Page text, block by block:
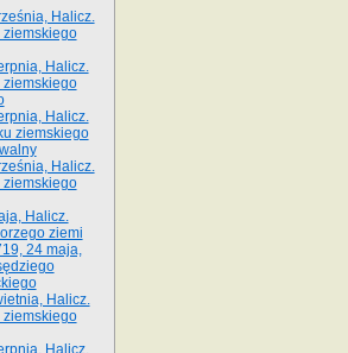
Halicz.
ziemskiego
Halicz.
ziemskiego
Halicz.
ziemskiego
Halicz.
ziemskiego
Halicz.
ziemi
24 maja,
Halicz.
ziemskiego
Halicz.